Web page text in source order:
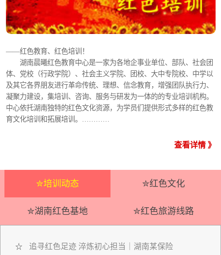
——红色教育、红色培训！
湖南晨曦红色教育中心是一家为各地企事业单位、部队、社会团
体、党校（行政学院）、社会主义学院、团校、大中专院校、中学以
及其它各界朋友进行革命传统、理想、信念教育，增强团队执行力、
凝聚力建设，集培训、咨询、服务与研发为一体的的专业培训机构。
中心依托湖南独特的红色文化资源，为学员们提供形式多样的红色教
育文化培训和拓展培训。…………
查看详情 》
✮培训动态 ✮红色文化
✮湖南红色基地 ✮红色旅游线路
☆ 追寻红色足迹 淬炼初心担当｜湖南某保险